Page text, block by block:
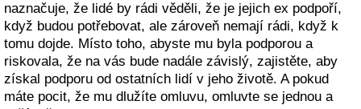
naznačuje, že lidé by rádi věděli, že je jejich ex podpoří,
když budou potřebovat, ale zároveň nemají rádi, když k
tomu dojde. Místo toho, abyste mu byla podporou a
riskovala, že na vás bude nadále závislý, zajistěte, aby
získal podporu od ostatních lidí v jeho životě. A pokud
máte pocit, že mu dlužíte omluvu, omluvte se jednou a